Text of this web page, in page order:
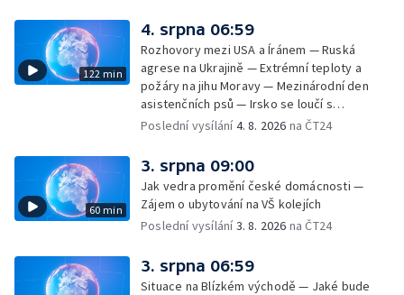
122 min
4. srpna 06:59
Rozhovory mezi USA a Íránem — Ruská
agrese na Ukrajině — Extrémní teploty a
požáry na jihu Moravy — Mezinárodní den
asistenčních psů — Irsko se loučí s
hudebníkem Glenem Hansardem
Poslední vysílání4. 8. 2026 na ČT24
60 min
3. srpna 09:00
Jak vedra promění české domácnosti —
Zájem o ubytování na VŠ kolejích
Poslední vysílání3. 8. 2026 na ČT24
3. srpna 06:59
Situace na Blízkém východě — Jaké bude